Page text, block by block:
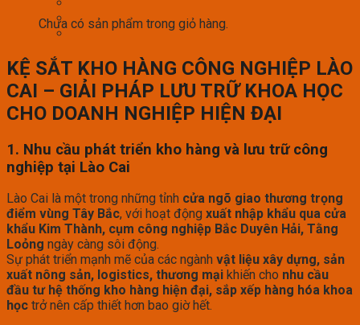
Chưa có sản phẩm trong giỏ hàng.
KỆ SẮT KHO HÀNG CÔNG NGHIỆP LÀO
CAI – GIẢI PHÁP LƯU TRỮ KHOA HỌC
CHO DOANH NGHIỆP HIỆN ĐẠI
1. Nhu cầu phát triển kho hàng và lưu trữ công
nghiệp tại Lào Cai
Lào Cai là một trong những tỉnh cửa ngõ giao thương trọng
điểm vùng Tây Bắc, với hoạt động xuất nhập khẩu qua cửa
khẩu Kim Thành, cụm công nghiệp Bắc Duyên Hải, Tằng
Loỏng ngày càng sôi động.
Sự phát triển mạnh mẽ của các ngành vật liệu xây dựng, sản
xuất nông sản, logistics, thương mại khiến cho nhu cầu
đầu tư hệ thống kho hàng hiện đại, sắp xếp hàng hóa khoa
học trở nên cấp thiết hơn bao giờ hết.